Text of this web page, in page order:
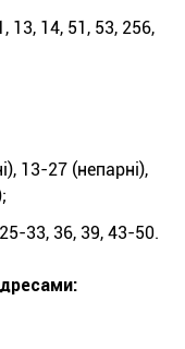
13, 14, 51, 53, 256,
13-27 (непарні),
33, 36, 39, 43-50.